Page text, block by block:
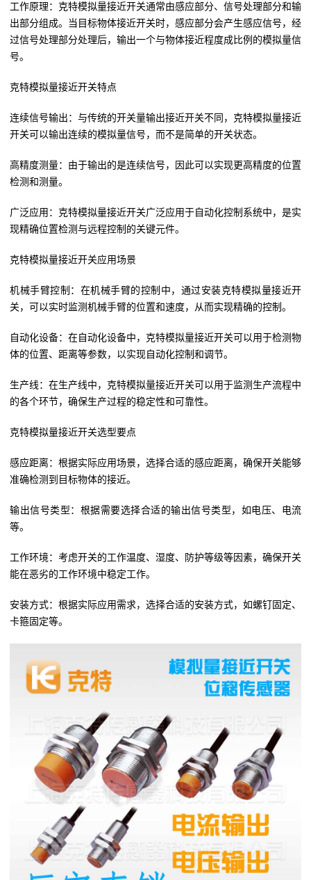
工作原理：克特模拟量接近开关通常由感应部分、信号处理部分和输
出部分组成。当目标物体接近开关时，感应部分会产生感应信号，经
过信号处理部分处理后，输出一个与物体接近程度成比例的模拟量信
号。
克特模拟量接近开关特点
连续信号输出：与传统的开关量输出接近开关不同，克特模拟量接近
开关可以输出连续的模拟量信号，而不是简单的开关状态。
高精度测量：由于输出的是连续信号，因此可以实现更高精度的位置
检测和测量。
广泛应用：克特模拟量接近开关广泛应用于自动化控制系统中，是实
现精确位置检测与远程控制的关键元件。
克特模拟量接近开关应用场景
机械手臂控制：在机械手臂的控制中，通过安装克特模拟量接近开
关，可以实时监测机械手臂的位置和速度，从而实现精确的控制。
自动化设备：在自动化设备中，克特模拟量接近开关可以用于检测物
体的位置、距离等参数，以实现自动化控制和调节。
生产线：在生产线中，克特模拟量接近开关可以用于监测生产流程中
的各个环节，确保生产过程的稳定性和可靠性。
克特模拟量接近开关选型要点
感应距离：根据实际应用场景，选择合适的感应距离，确保开关能够
准确检测到目标物体的接近。
输出信号类型：根据需要选择合适的输出信号类型，如电压、电流
等。
工作环境：考虑开关的工作温度、湿度、防护等级等因素，确保开关
能在恶劣的工作环境中稳定工作。
安装方式：根据实际应用需求，选择合适的安装方式，如螺钉固定、
卡箍固定等。